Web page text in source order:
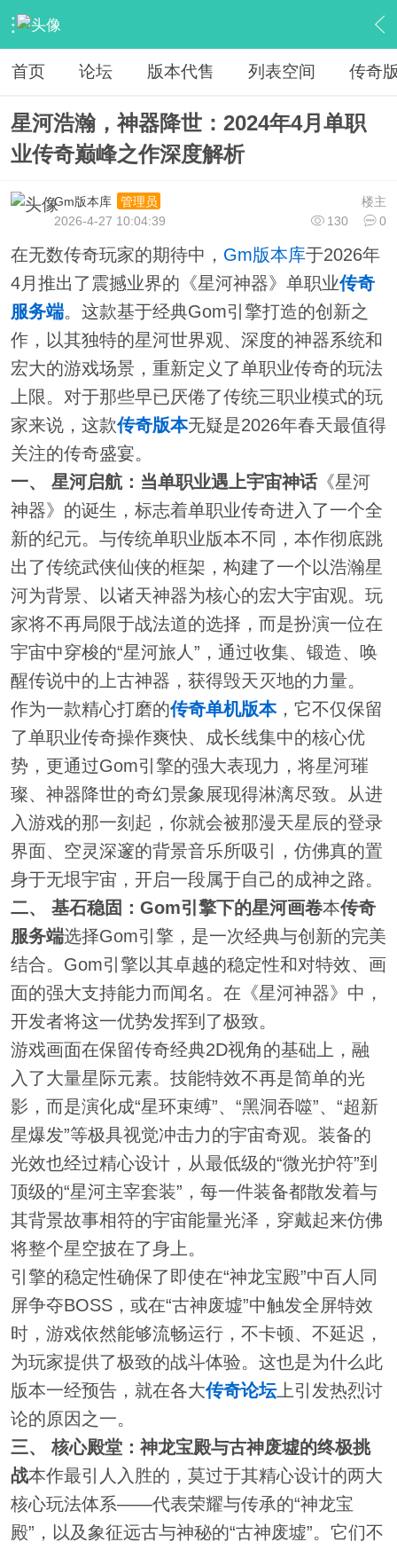
› 教程广告专区 › 视屏教程学习 › 内容
首页 论坛 版本代售 列表空间 传奇
星河浩瀚，神器降世：2024年4月单职
业传奇巅峰之作深度解析
楼主
Gm版本库
管理员
130
0
2026-4-27 10:04:39
在无数传奇玩家的期待中， Gm版本库于2026年
4月推出了震撼业界的《星河神器》单职业传奇
服务端。这款基于经典Gom引擎打造的创新之
作，以其独特的星河世界观、深度的神器系统和
宏大的游戏场景，重新定义了单职业传奇的玩法
上限。对于那些早已厌倦了传统三职业模式的玩
家来说，这款传奇版本无疑是2026年春天最值得
关注的传奇盛宴。
一、 星河启航：当单职业遇上宇宙神话《星河
神器》的诞生，标志着单职业传奇进入了一个全
新的纪元。与传统单职业版本不同，本作彻底跳
出了传统武侠仙侠的框架，构建了一个以浩瀚星
河为背景、以诸天神器为核心的宏大宇宙观。玩
家将不再局限于战法道的选择，而是扮演一位在
宇宙中穿梭的“星河旅人”，通过收集、锻造、唤
醒传说中的上古神器，获得毁天灭地的力量。
作为一款精心打磨的传奇单机版本，它不仅保留
了单职业传奇操作爽快、成长线集中的核心优
势，更通过Gom引擎的强大表现力，将星河璀
璨、神器降世的奇幻景象展现得淋漓尽致。从进
入游戏的那一刻起，你就会被那漫天星辰的登录
界面、空灵深邃的背景音乐所吸引，仿佛真的置
身于无垠宇宙，开启一段属于自己的成神之路。
二、 基石稳固：Gom引擎下的星河画卷本传奇
服务端选择Gom引擎，是一次经典与创新的完美
结合。Gom引擎以其卓越的稳定性和对特效、画
面的强大支持能力而闻名。在《星河神器》中，
开发者将这一优势发挥到了极致。
游戏画面在保留传奇经典2D视角的基础上，融
入了大量星际元素。技能特效不再是简单的光
影，而是演化成“星环束缚”、“黑洞吞噬”、“超新
星爆发”等极具视觉冲击力的宇宙奇观。装备的
光效也经过精心设计，从最低级的“微光护符”到
顶级的“星河主宰套装”，每一件装备都散发着与
其背景故事相符的宇宙能量光泽，穿戴起来仿佛
将整个星空披在了身上。
引擎的稳定性确保了即使在“神龙宝殿”中百人同
屏争夺BOSS，或在“古神废墟”中触发全屏特效
时，游戏依然能够流畅运行，不卡顿、不延迟，
为玩家提供了极致的战斗体验。这也是为什么此
版本一经预告，就在各大传奇论坛上引发热烈讨
论的原因之一。
三、 核心殿堂：神龙宝殿与古神废墟的终极挑
战本作最引人入胜的，莫过于其精心设计的两大
核心玩法体系——代表荣耀与传承的“神龙宝
殿”，以及象征远古与神秘的“古神废墟”。它们不